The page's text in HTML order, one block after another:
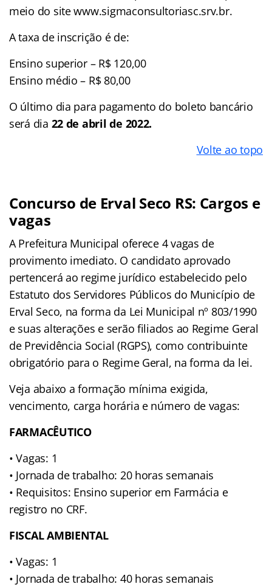
meio do site www.sigmaconsultoriasc.srv.br.
A taxa de inscrição é de:
Ensino superior – R$ 120,00
Ensino médio – R$ 80,00
O último dia para pagamento do boleto bancário
será dia 22 de abril de 2022.
Volte ao topo
Concurso de Erval Seco RS: Cargos e
vagas
A Prefeitura Municipal oferece 4 vagas de
provimento imediato. O candidato aprovado
pertencerá ao regime jurídico estabelecido pelo
Estatuto dos Servidores Públicos do Município de
Erval Seco, na forma da Lei Municipal nº 803/1990
e suas alterações e serão filiados ao Regime Geral
de Previdência Social (RGPS), como contribuinte
obrigatório para o Regime Geral, na forma da lei.
Veja abaixo a formação mínima exigida,
vencimento, carga horária e número de vagas:
FARMACÊUTICO
• Vagas: 1
• Jornada de trabalho: 20 horas semanais
• Requisitos: Ensino superior em Farmácia e
registro no CRF.
FISCAL AMBIENTAL
• Vagas: 1
• Jornada de trabalho: 40 horas semanais